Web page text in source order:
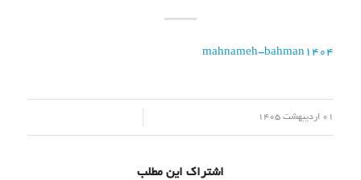
mahnameh-bahman1404
01 اردیبهشت 1405
اشتراک این مطلب